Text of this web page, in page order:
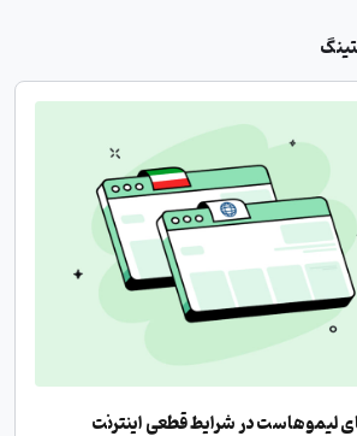
لیموهاست در شرایط قطعی اینترنت